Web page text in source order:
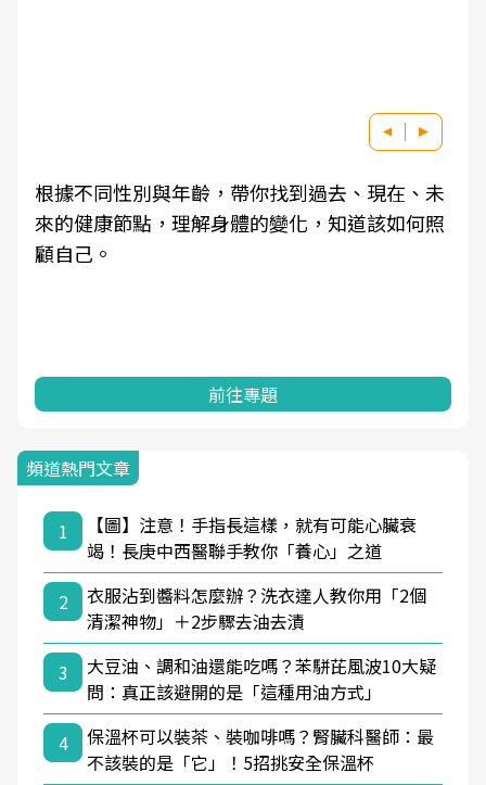
根據不同性別與年齡，帶你找到過去、現在、未
來的健康節點，理解身體的變化，知道該如何照
顧自己。
前往專題
頻道熱門文章
1
【圖】注意！手指長這樣，就有可能心臟衰
竭！長庚中西醫聯手教你「養心」之道
2
衣服沾到醬料怎麼辦？洗衣達人教你用「2個
清潔神物」＋2步驟去油去漬
3
大豆油、調和油還能吃嗎？苯駢芘風波10大疑
問：真正該避開的是「這種用油方式」
4
保溫杯可以裝茶、裝咖啡嗎？腎臟科醫師：最
不該裝的是「它」！5招挑安全保溫杯